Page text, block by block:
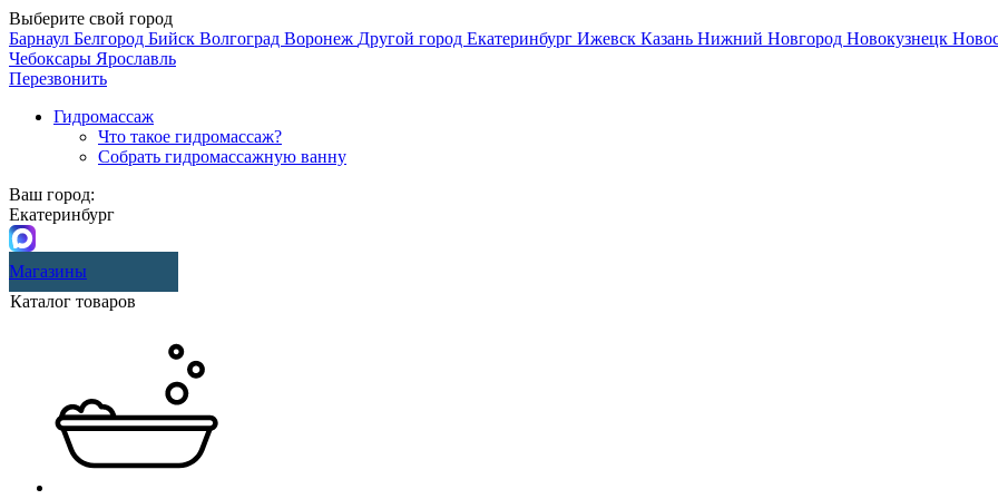
Выберите свой город
Барнаул Белгород Бийск Волгоград Воронеж Другой город Екатеринбург Ижевск Казань Нижний Новгород Новокузнецк
Чебоксары Ярославль
Перезвонить
Гидромассаж
Что такое гидромассаж?
Собрать гидромассажную ванну
Ваш город:
Екатеринбург
Магазины
Каталог товаров